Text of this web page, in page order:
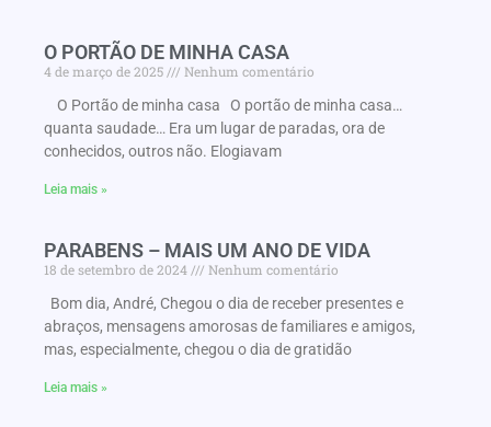
O PORTÃO DE MINHA CASA
4 de março de 2025
Nenhum comentário
O Portão de minha casa O portão de minha casa…
quanta saudade… Era um lugar de paradas, ora de
conhecidos, outros não. Elogiavam
Leia mais »
PARABENS – MAIS UM ANO DE VIDA
18 de setembro de 2024
Nenhum comentário
Bom dia, André, Chegou o dia de receber presentes e
abraços, mensagens amorosas de familiares e amigos,
mas, especialmente, chegou o dia de gratidão
Leia mais »